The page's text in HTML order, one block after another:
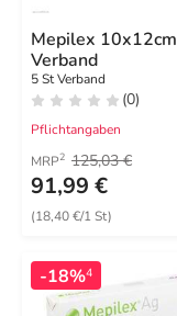
Mepilex 10x12cm
Verband
5 St Verband
(0)
Pflichtangaben
MRP2 125,03 €
91,99 €
(18,40 €/1 St)
-18%4